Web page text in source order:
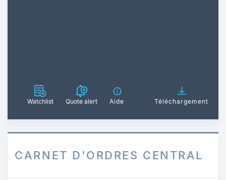
Watchlist Quote alert Aide Téléchargement
CARNET D'ORDRES CENTRAL